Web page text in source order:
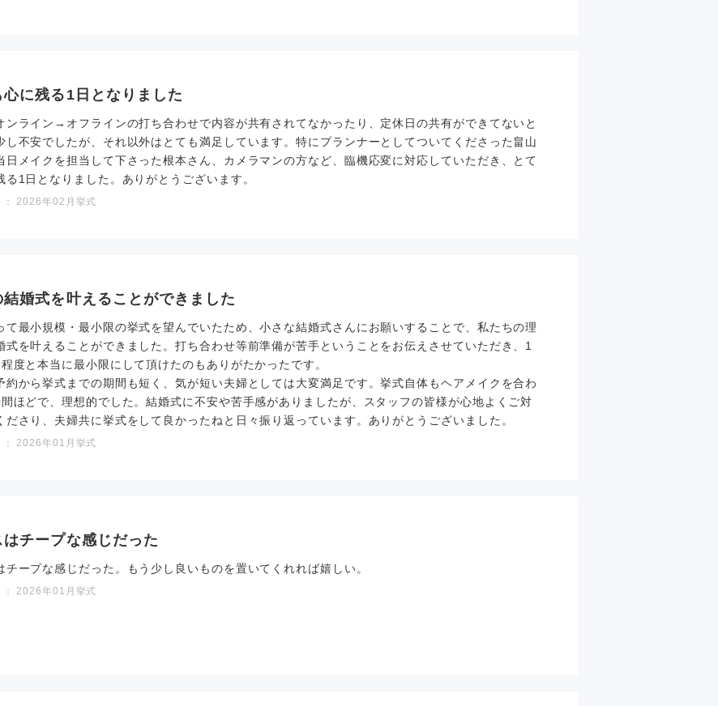
心に残る1日となりました
ンライン→オフラインの打ち合わせで内容が共有されてなかったり、定休日の共有ができてないと
し不安でしたが、それ以外はとても満足しています。特にプランナーとしてついてくださった畠山
日メイクを担当して下さった根本さん、カメラマンの方など、臨機応変に対応していただき、とて
る1日となりました。ありがとうございます。
： 2026年02月挙式
結婚式を叶えることができました
て最小規模・最小限の挙式を望んでいたため、小さな結婚式さんにお願いすることで、私たちの理
式を叶えることができました。打ち合わせ等前準備が苦手ということをお伝えさせていただき、1
度と本当に最小限にして頂けたのもありがたかったです。
約から挙式までの期間も短く、気が短い夫婦としては大変満足です。挙式自体もヘアメイクを合わ
ほどで、理想的でした。結婚式に不安や苦手感がありましたが、スタッフの皆様が心地よくご対
ださり、夫婦共に挙式をして良かったねと日々振り返っています。ありがとうございました。
： 2026年01月挙式
はチープな感じだった
チープな感じだった。もう少し良いものを置いてくれれば嬉しい。
： 2026年01月挙式